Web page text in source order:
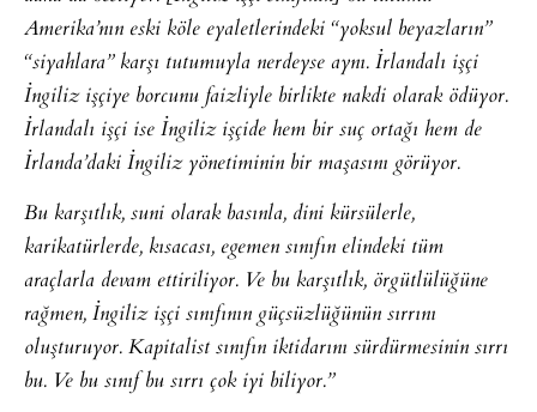
Amerika’nın eski köle eyaletlerindeki “yoksul beyazların”
“siyahlara” karşı tutumuyla nerdeyse aynı. İrlandalı işçi
İngiliz işçiye borcunu faizliyle birlikte nakdi olarak ödüyor.
İrlandalı işçi ise İngiliz işçide hem bir suç ortağı hem de
İrlanda’daki İngiliz yönetiminin bir maşasını görüyor.
Bu karşıtlık, suni olarak basınla, dini kürsülerle,
karikatürlerde, kısacası, egemen sınıfın elindeki tüm
araçlarla devam ettiriliyor. Ve bu karşıtlık, örgütlülüğüne
rağmen, İngiliz işçi sınıfının güçsüzlüğünün sırrını
oluşturuyor. Kapitalist sınıfın iktidarını sürdürmesinin sırrı
bu. Ve bu sınıf bu sırrı çok iyi biliyor.”